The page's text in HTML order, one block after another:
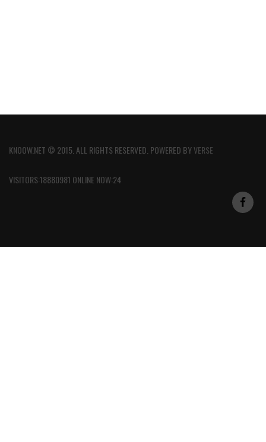
KNOOW.NET © 2015. ALL RIGHTS RESERVED. POWERED BYVERSE
VISITORS:18880981 ONLINE NOW:24